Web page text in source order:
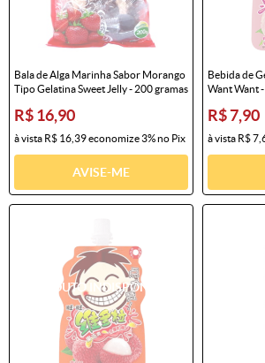
Bala de Alga Marinha Sabor Morango
Tipo Gelatina Sweet Jelly - 200 gramas
R$ 16,90
à vista R$ 16,39economize3%no Pix
AVISE-ME
Bebida de
Want Want
R$ 7,90
à vista R$